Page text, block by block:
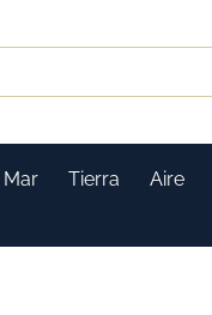
Mar Tierra Aire